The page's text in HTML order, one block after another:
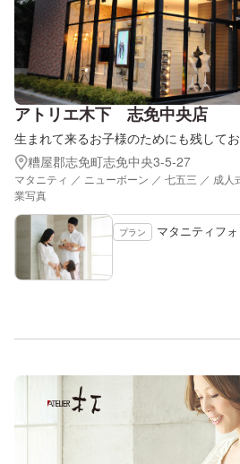
アトリエ木下 志免中央店
生まれて来るお子様のためにも残して
糟屋郡志免町志免中央3-5-27
マタニティ ／ ニューボーン ／ 七五三 ／ 成
業写真
プラン マタニティフォ